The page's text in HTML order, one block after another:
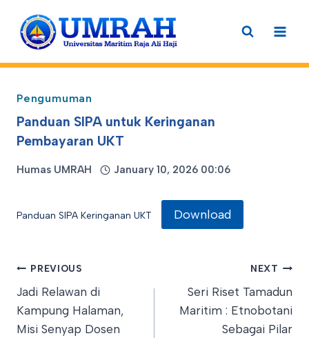
content
Pengumuman
Panduan SIPA untuk Keringanan
Pembayaran UKT
Humas UMRAH January 10, 2026 00:06
Panduan SIPA Keringanan UKT Download
Post
navigation
PREVIOUS
Jadi Relawan di
Kampung Halaman,
Misi Senyap Dosen
NEXT
Seri Riset Tamadun
Maritim : Etnobotani
Sebagai Pilar